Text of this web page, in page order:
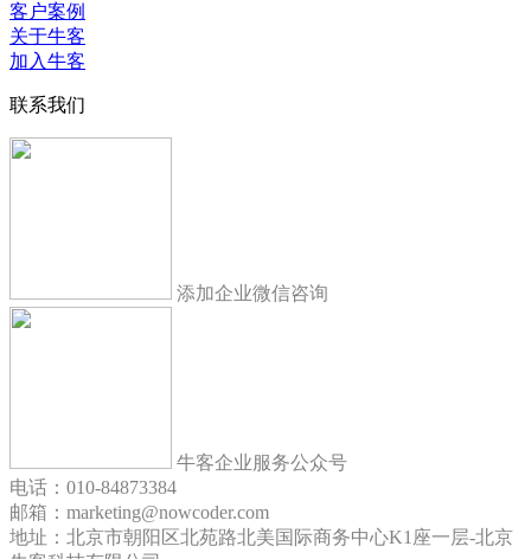
客户案例
关于牛客
加入牛客
联系我们
添加企业微信咨询
牛客企业服务公众号
电话：010-84873384
邮箱：marketing@nowcoder.com
地址：北京市朝阳区北苑路北美国际商务中心K1座一层-北京